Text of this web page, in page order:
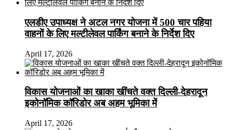
एलडीए उपाध्यक्ष ने अटल नगर योजना में 500 चार पहिया
वाहनों के लिए मल्टीलेवल पार्किंग बनाने के निर्देश दिए
April 17, 2026
विकास योजनाओं का खाका खींचते वक्त दिल्ली-देहरादून
इकोनॉमिक कॉरिडोर अब अहम भूमिका में
April 17, 2026